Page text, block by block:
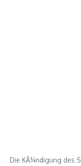
Die KÃ¼ndigung des